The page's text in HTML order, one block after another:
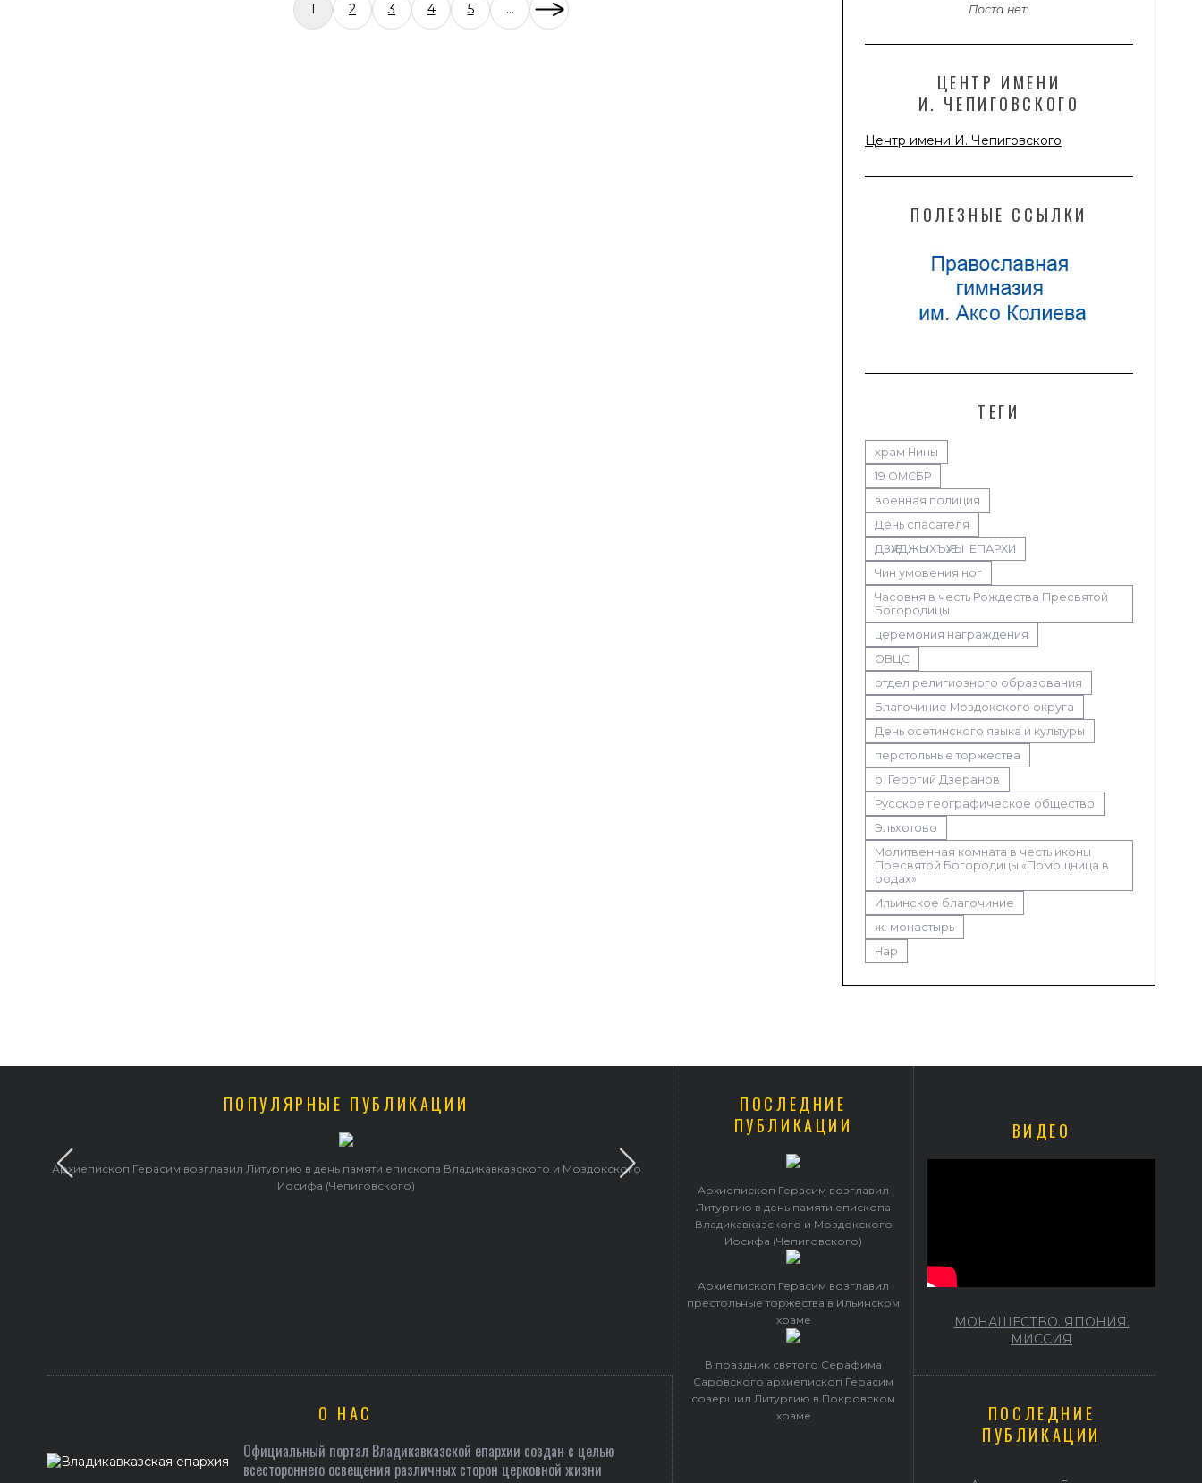
Поста нет.
ЦЕНТР ИМЕНИ
И. ЧЕПИГОВСКОГО
Центр имени И. Чепиговского
ПОЛЕЗНЫЕ ССЫЛКИ
ТЕГИ
храм Нины
19 ОМСБР
военная полиция
День спасателя
ДЗӔУДЖЫХЪӔУЫ ЕПАРХИ
Чин умовения ног
Часовня в честь Рождества Пресвятой
Богородицы
церемония награждения
ОВЦС
отдел религиозного образования
Благочиние Моздокского округа
День осетинского языка и культуры
перстольные торжества
о. Георгий Дзеранов
Русское географическое общество
Эльхотово
Молитвенная комната в честь иконы
Пресвятой Богородицы «Помощница в
родах»
Ильинское благочиние
ж. монастырь
Нар
1 2 3 4 5 ...
ПОПУЛЯРНЫЕ ПУБЛИКАЦИИ
Архиепископ Герасим возглавил Литургию в день памяти епископа Владикавказского и Моздокского
Иосифа (Чепиговского)
Архиепископ Герасим возглавил престольные торжества в Ильинском храме
О НАС
Официальный портал Владикавказской епархии создан c целью
всестороннего освещения различных сторон церковной жизни
ПОСЛЕДНИЕ
ПУБЛИКАЦИИ
Архиепископ Герасим возглавил
Литургию в день памяти епископа
Владикавказского и Моздокского
Иосифа (Чепиговского)
Архиепископ Герасим возглавил
престольные торжества в Ильинском
храме
В праздник святого Серафима
Саровского архиепископ Герасим
совершил Литургию в Покровском
храме
ВИДЕО
МОНАШЕСТВО. ЯПОНИЯ.
МИССИЯ
ПОСЛЕДНИЕ
ПУБЛИКАЦИИ